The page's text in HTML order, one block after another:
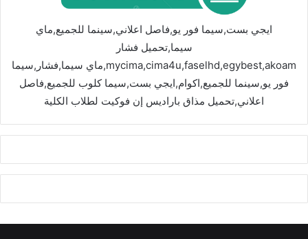
ايجي بست,سيما فور يو,فاصل اعلاني,سينما للجميع,ماي
سيما,تحميل فشار
mycima,cima4u,faselhd,egybest,akoam,ماي سيما,فشار,سيما
فور يو,سينما للجميع,اكوام,ايجي بست,سيما كلوب للجميع,فاصل
اعلاني,تحميل مذاق باراديس إن فوكيت لطلاب الكلية